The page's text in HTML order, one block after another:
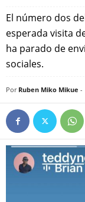
El número dos
esperada visita
ha parado de
sociales.
Por Ruben Miko Mikue -